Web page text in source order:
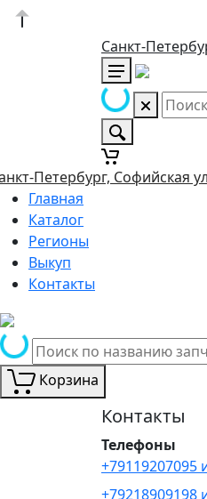
Санкт-
Петербург, Софийская
Главная
Каталог
Регионы
Выкуп
Контакты
Корзина
Контакты
Телефоны
+79119207095
+79218909198